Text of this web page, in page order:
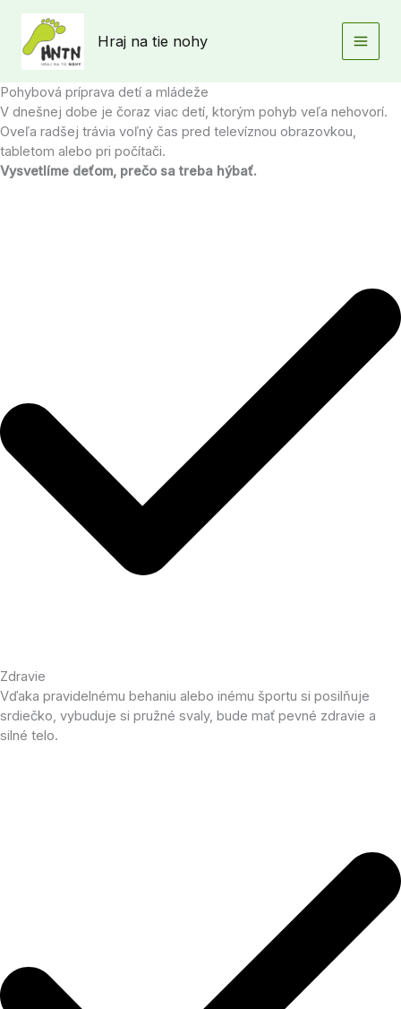
obsah
Hraj na tie nohy
Pohybová príprava detí a mládeže
V dnešnej dobe je čoraz viac detí, ktorým pohyb veľa nehovorí.
Oveľa radšej trávia voľný čas pred televíznou obrazovkou,
tabletom alebo pri počítači.
Vysvetlíme deťom, prečo sa treba hýbať.
Zdravie
Vďaka pravidelnému behaniu alebo inému športu si posilňuje
srdiečko, vybuduje si pružné svaly, bude mať pevné zdravie a
silné telo.